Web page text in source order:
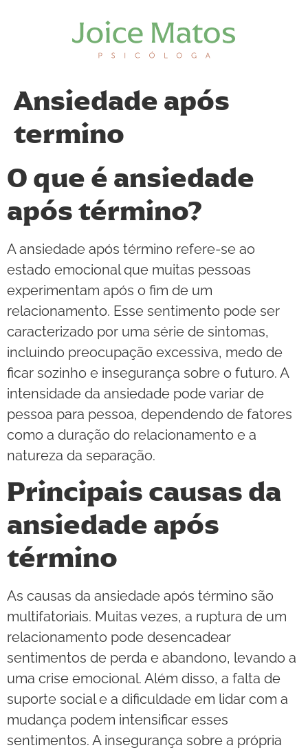
Ansiedade após
termino
O que é ansiedade
após término?
A ansiedade após término refere-se ao
estado emocional que muitas pessoas
experimentam após o fim de um
relacionamento. Esse sentimento pode ser
caracterizado por uma série de sintomas,
incluindo preocupação excessiva, medo de
ficar sozinho e insegurança sobre o futuro. A
intensidade da ansiedade pode variar de
pessoa para pessoa, dependendo de fatores
como a duração do relacionamento e a
natureza da separação.
Principais causas da
ansiedade após
término
As causas da ansiedade após término são
multifatoriais. Muitas vezes, a ruptura de um
relacionamento pode desencadear
sentimentos de perda e abandono, levando a
uma crise emocional. Além disso, a falta de
suporte social e a dificuldade em lidar com a
mudança podem intensificar esses
sentimentos. A insegurança sobre a própria